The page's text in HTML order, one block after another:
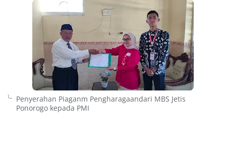
Penyerahan Piaganm Pengharagaandari MBS Jetis
Ponorogo kepada PMI